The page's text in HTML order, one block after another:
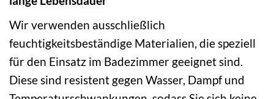
Wir verwenden ausschließlich
feuchtigkeitsbeständige Materialien, die speziell
für den Einsatz im Badezimmer geeignet sind.
Diese sind resistent gegen Wasser, Dampf und